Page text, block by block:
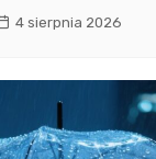
4 sierpnia 2026